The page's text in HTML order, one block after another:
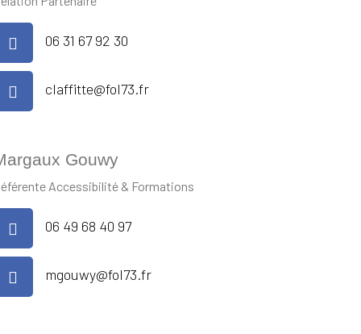
06 31 67 92 30
claffitte@fol73.fr
Gouwy
Accessibilité & Formations
06 49 68 40 97
mgouwy@fol73.fr